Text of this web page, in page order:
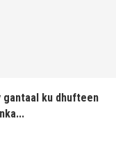
gantaal ku dhufteen